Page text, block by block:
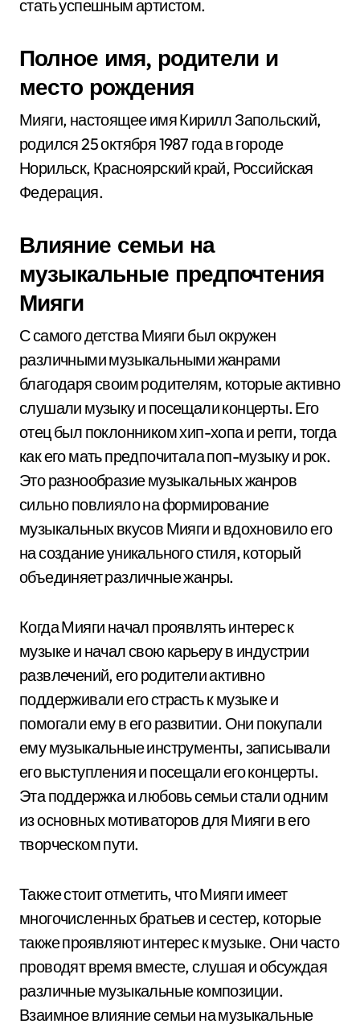
стать успешным артистом.
Полное имя, родители и
место рождения
Мияги, настоящее имя Кирилл Запольский,
родился 25 октября 1987 года в городе
Норильск, Красноярский край, Российская
Федерация.
Влияние семьи на
музыкальные предпочтения
Мияги
С самого детства Мияги был окружен
различными музыкальными жанрами
благодаря своим родителям, которые активно
слушали музыку и посещали концерты. Его
отец был поклонником хип-хопа и регги, тогда
как его мать предпочитала поп-музыку и рок.
Это разнообразие музыкальных жанров
сильно повлияло на формирование
музыкальных вкусов Мияги и вдохновило его
на создание уникального стиля, который
объединяет различные жанры.
Когда Мияги начал проявлять интерес к
музыке и начал свою карьеру в индустрии
развлечений, его родители активно
поддерживали его страсть к музыке и
помогали ему в его развитии. Они покупали
ему музыкальные инструменты, записывали
его выступления и посещали его концерты.
Эта поддержка и любовь семьи стали одним
из основных мотиваторов для Мияги в его
творческом пути.
Также стоит отметить, что Мияги имеет
многочисленных братьев и сестер, которые
также проявляют интерес к музыке. Они часто
проводят время вместе, слушая и обсуждая
различные музыкальные композиции.
Взаимное влияние семьи на музыкальные